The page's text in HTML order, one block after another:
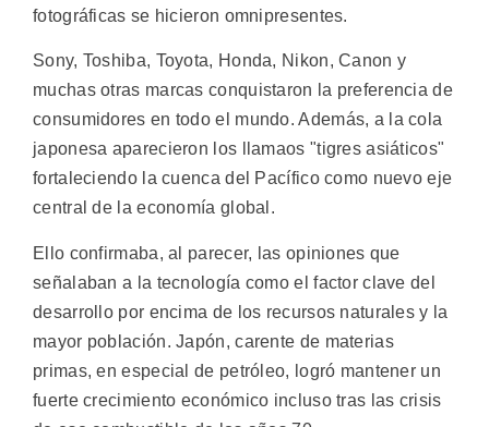
fotográficas se hicieron omnipresentes.
Sony, Toshiba, Toyota, Honda, Nikon, Canon y
muchas otras marcas conquistaron la preferencia de
consumidores en todo el mundo. Además, a la cola
japonesa aparecieron los llamaos "tigres asiáticos"
fortaleciendo la cuenca del Pacífico como nuevo eje
central de la economía global.
Ello confirmaba, al parecer, las opiniones que
señalaban a la tecnología como el factor clave del
desarrollo por encima de los recursos naturales y la
mayor población. Japón, carente de materias
primas, en especial de petróleo, logró mantener un
fuerte crecimiento económico incluso tras las crisis